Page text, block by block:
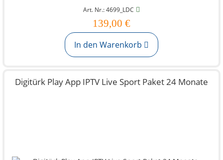
Art. Nr.: 4699_LDC
139,00 €
In den Warenkorb
Digitürk Play App IPTV Live Sport Paket 24 Monate